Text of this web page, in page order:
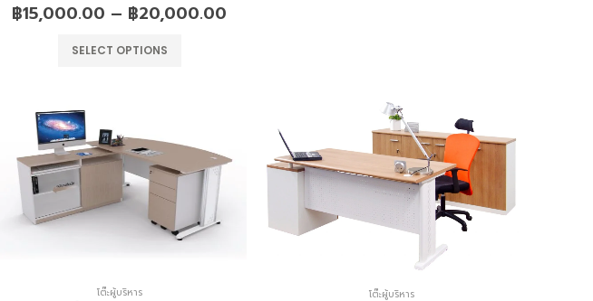
฿15,000.00 – ฿20,000.00
SELECT OPTIONS
โต๊ะผู้บริหาร โต๊ะผู้บริหาร